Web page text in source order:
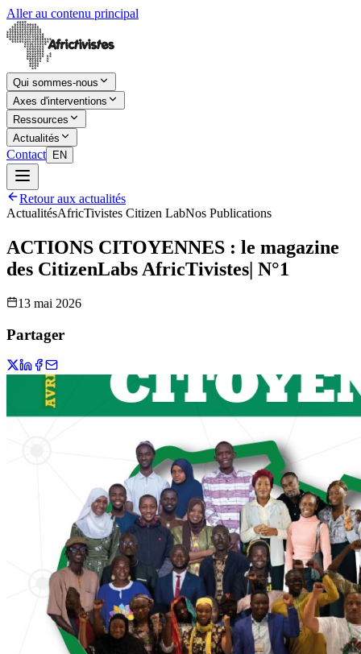
Aller au contenu principal
Qui sommes-nous
Axes d'interventions
Ressources
Actualités
Contact EN
Retour aux actualités
ActualitésAfricTivistes Citizen LabNos Publications
ACTIONS CITOYENNES : le magazine
des CitizenLabs AfricTivistes| N°1
13 mai 2026
Partager